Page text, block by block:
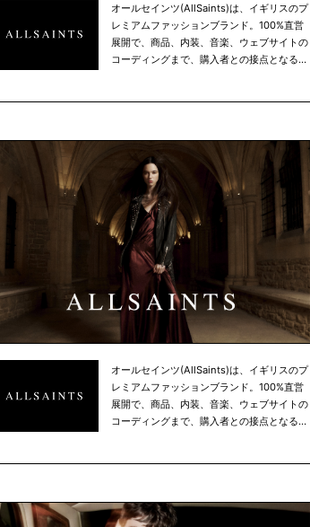
オールセインツ(AllSaints)は、イギリスのプ
レミアムファッションブランド。100%直営
展開で、商品、内装、音楽、ウェブサイトの
コーディングまで、購入者との接点となる場
オールセインツ(AllSaints)は、イギリスのプ
レミアムファッションブランド。100%直営
展開で、商品、内装、音楽、ウェブサイトの
コーディングまで、購入者との接点となる場